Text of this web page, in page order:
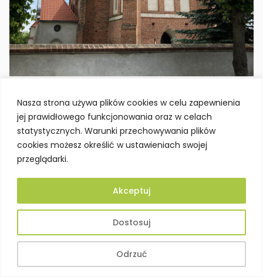
Nasza strona używa plików cookies w celu zapewnienia
jej prawidłowego funkcjonowania oraz w celach
statystycznych. Warunki przechowywania plików
cookies możesz określić w ustawieniach swojej
przeglądarki.
Dostosuj
Odrzuć
Akceptuj